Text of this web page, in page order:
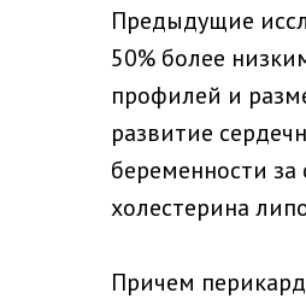
Предыдущие
50% более
профилей и
развитие
беременности
холестерина
Причем